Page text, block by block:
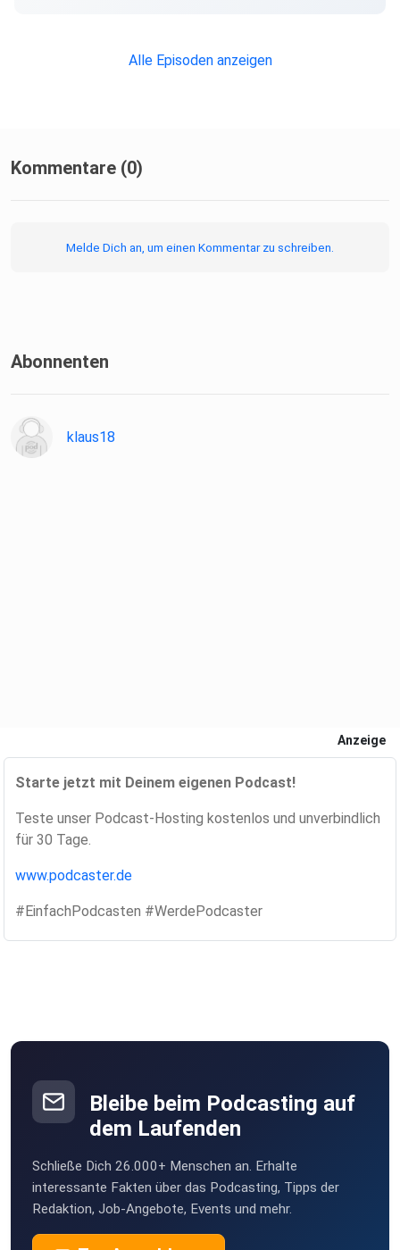
Insta | Facebook | WebseiteAlle Episoden anzeigen
Kommentare (0)
Melde Dich an, um einen Kommentar zu schreiben.
Abonnenten
klaus18
Anzeige
Starte jetzt mit Deinem eigenen Podcast!
Teste unser Podcast-Hosting kostenlos und unverbindlich
für 30 Tage.
www.podcaster.de
#EinfachPodcasten #WerdePodcaster
Bleibe beim Podcasting auf
dem Laufenden
Schließe Dich 26.000+ Menschen an. Erhalte
interessante Fakten über das Podcasting, Tipps der
Redaktion, Job-Angebote, Events und mehr.